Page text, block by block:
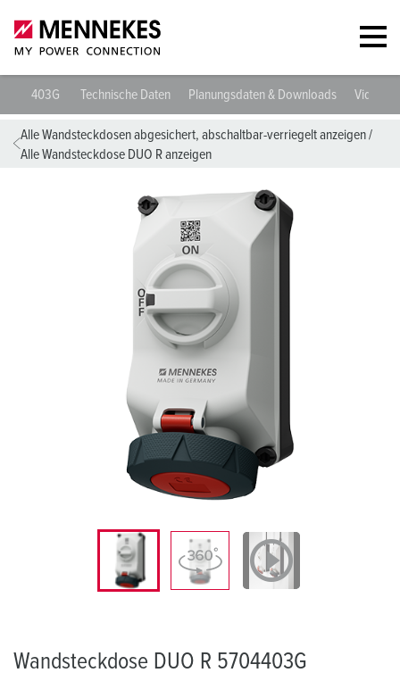
Wandsteckdose DUO R 5704403G Technische Daten
Alle Wandsteckdosen abgesichert, abschaltbar-verriegelt anzeigen/
Alle Wandsteckdose DUO R anzeigen
Wandsteckdose DUO R 5704403G